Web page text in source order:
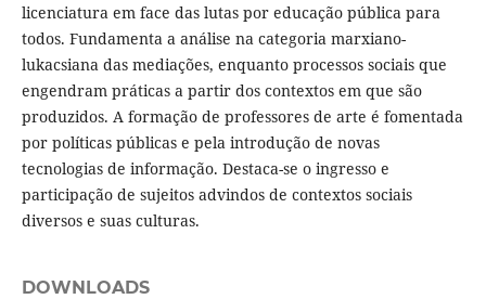
licenciatura em face das lutas por educação pública para
todos. Fundamenta a análise na categoria marxiano-
lukacsiana das mediações, enquanto processos sociais que
engendram práticas a partir dos contextos em que são
produzidos. A formação de professores de arte é fomentada
por políticas públicas e pela introdução de novas
tecnologias de informação. Destaca-se o ingresso e
participação de sujeitos advindos de contextos sociais
diversos e suas culturas.
DOWNLOADS